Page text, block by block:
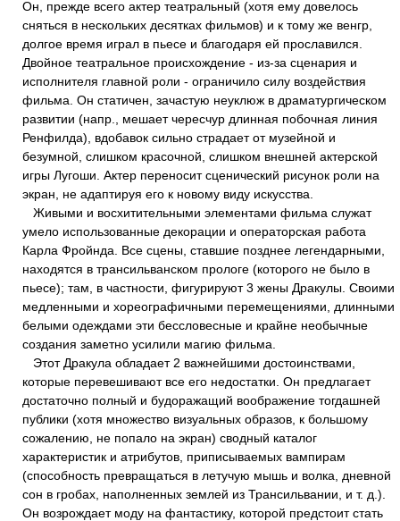
Он, прежде всего актер театральный (хотя ему довелось
сняться в нескольких десятках фильмов) и к тому же венгр,
долгое время играл в пьесе и благодаря ей прославился.
Двойное театральное происхождение - из-за сценария и
исполнителя главной роли - ограничило силу воздействия
фильма. Он статичен, зачастую неуклюж в драматургическом
развитии (напр., мешает чересчур длинная побочная линия
Ренфилда), вдобавок сильно страдает от музейной и
безумной, слишком красочной, слишком внешней актерской
игры Лугоши. Актер переносит сценический рисунок роли на
экран, не адаптируя его к новому виду искусства.
Живыми и восхитительными элементами фильма служат
умело использованные декорации и операторская работа
Карла Фройнда. Все сцены, ставшие позднее легендарными,
находятся в трансильванском прологе (которого не было в
пьесе); там, в частности, фигурируют 3 жены Дракулы. Своими
медленными и хореографичными перемещениями, длинными
белыми одеждами эти бессловесные и крайне необычные
создания заметно усилили магию фильма.
Этот Дракула обладает 2 важнейшими достоинствами,
которые перевешивают все его недостатки. Он предлагает
достаточно полный и будоражащий воображение тогдашней
публики (хотя множество визуальных образов, к большому
сожалению, не попало на экран) сводный каталог
характеристик и атрибутов, приписываемых вампирам
(способность превращаться в летучую мышь и волка, дневной
сон в гробах, наполненных землей из Трансильвании, и т. д.).
Он возрождает моду на фантастику, которой предстоит стать